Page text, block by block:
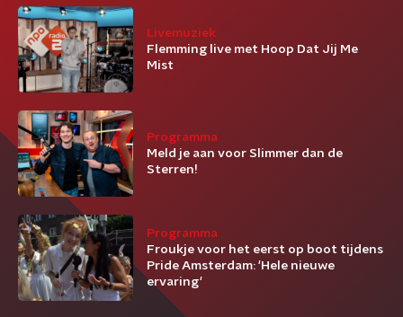
Livemuziek
Flemming live met Hoop Dat Jij Me
Mist
Programma
Meld je aan voor Slimmer dan de
Sterren!
Programma
Froukje voor het eerst op boot tijdens
Pride Amsterdam: 'Hele nieuwe
ervaring'